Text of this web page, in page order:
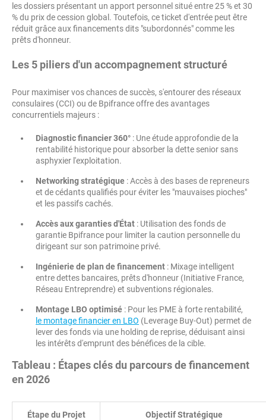
les dossiers présentant un apport personnel situé entre 25 % et 30
% du prix de cession global. Toutefois, ce ticket d'entrée peut être
réduit grâce aux financements dits "subordonnés" comme les
prêts d'honneur.
Les 5 piliers d'un accompagnement structuré
Pour maximiser vos chances de succès, s'entourer des réseaux
consulaires (CCI) ou de Bpifrance offre des avantages
concurrentiels majeurs :
Diagnostic financier 360° : Une étude approfondie de la
rentabilité historique pour absorber la dette senior sans
asphyxier l'exploitation.
Networking stratégique : Accès à des bases de repreneurs
et de cédants qualifiés pour éviter les "mauvaises pioches"
et les passifs cachés.
Accès aux garanties d'État : Utilisation des fonds de
garantie Bpifrance pour limiter la caution personnelle du
dirigeant sur son patrimoine privé.
Ingénierie de plan de financement : Mixage intelligent
entre dettes bancaires, prêts d'honneur (Initiative France,
Réseau Entreprendre) et subventions régionales.
Montage LBO optimisé : Pour les PME à forte rentabilité,
le montage financier en LBO (Leverage Buy-Out) permet de
lever des fonds via une holding de reprise, déduisant ainsi
les intérêts d'emprunt des bénéfices de la cible.
Tableau : Étapes clés du parcours de financement
en 2026
Étape du Projet Objectif Stratégique